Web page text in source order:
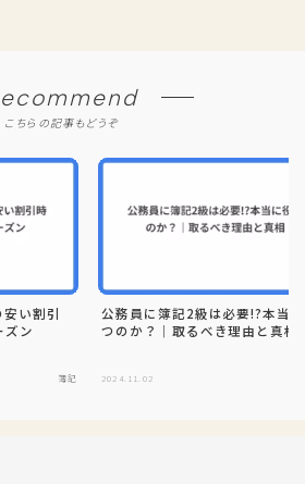
こちらの記事もどうぞ
い割引
ズン
簿記
公務員に簿記2級は必要!?本当
つのか？｜取るべき理由と真相
2024.11.02